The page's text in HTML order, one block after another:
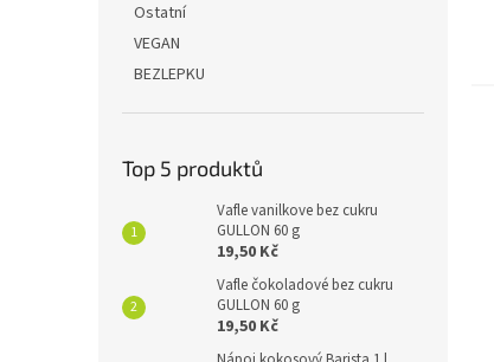
Ostatní
VEGAN
BEZLEPKU
Top 5 produktů
Vafle vanilkove bez cukru
GULLON 60 g
19,50 Kč
Vafle čokoladové bez cukru
GULLON 60 g
19,50 Kč